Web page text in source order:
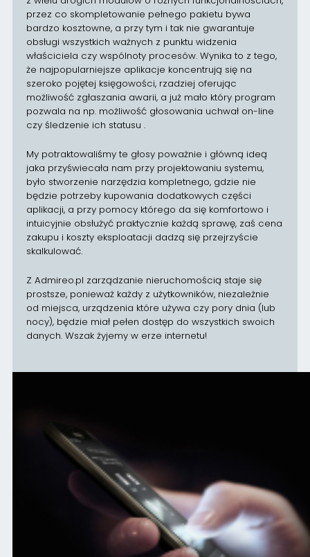
przez co skompletowanie pełnego pakietu bywa
bardzo kosztowne, a przy tym i tak nie gwarantuje
obsługi wszystkich ważnych z punktu widzenia
właściciela czy wspólnoty procesów. Wynika to z tego,
że najpopularniejsze aplikacje koncentrują się na
szeroko pojętej księgowości, rzadziej oferując
możliwość zgłaszania awarii, a już mało który program
pozwala na np. możliwość głosowania uchwał on-line
czy śledzenie ich statusu .
My potraktowaliśmy te głosy poważnie i główną ideą
jaka przyświecała nam przy projektowaniu systemu,
było stworzenie narzędzia kompletnego, gdzie nie
będzie potrzeby kupowania dodatkowych części
aplikacji, a przy pomocy którego da się komfortowo i
intuicyjnie obsłużyć praktycznie każdą sprawę, zaś cena
zakupu i koszty eksploatacji dadzą się przejrzyście
skalkulować.
Z Admireo.pl zarządzanie nieruchomością staje się
prostsze, ponieważ każdy z użytkowników, niezależnie
od miejsca, urządzenia które używa czy pory dnia (lub
nocy), będzie miał pełen dostęp do wszystkich swoich
danych. Wszak żyjemy w erze internetu!